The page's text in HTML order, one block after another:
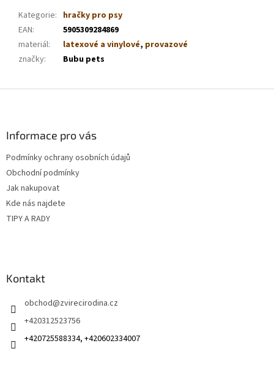
Kategorie: hračky pro psy
EAN:
5905309284869
materiál: latexové a vinylové, provazové
značky: Bubu pets
Informace pro vás
Podmínky ochrany osobních údajů
Obchodní podmínky
Jak nakupovat
Kde nás najdete
TIPY A RADY
Kontakt
obchod@zvirecirodina.cz
+420312523756
+420725588334, +420602334007